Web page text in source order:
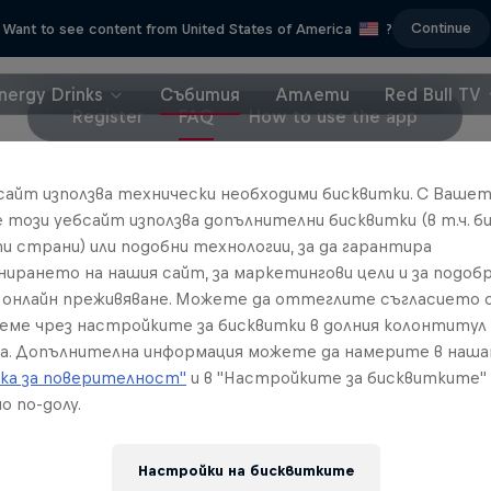
Want to see content from United States of America ? Continue
Drinks Събития Атлети
Red Bull TV
Register
FAQ How to use the app
Street My Stage
street performers bring
cities to life
1 сезон · 6 епизоди
URBAN CULTURE
Archaic
Ancient culture in the
1 сезон · 6 епизоди
URBAN CULTURE
използва технически необходими бисквитки. С
този уебсайт използва допълнителни бисквитки (в т.ч.
страни) или подобни технологии, за да гарантира
на нашия сайт, за маркетингови цели и за
преживяване. Можете да оттеглите съгласието
чрез настройките за бисквитки в долния колонтитул
Допълнителна информация можете да намерите в
за поверителност" и в "Настройките за бисквитките"
по-долу.
Настройки на бисквитките